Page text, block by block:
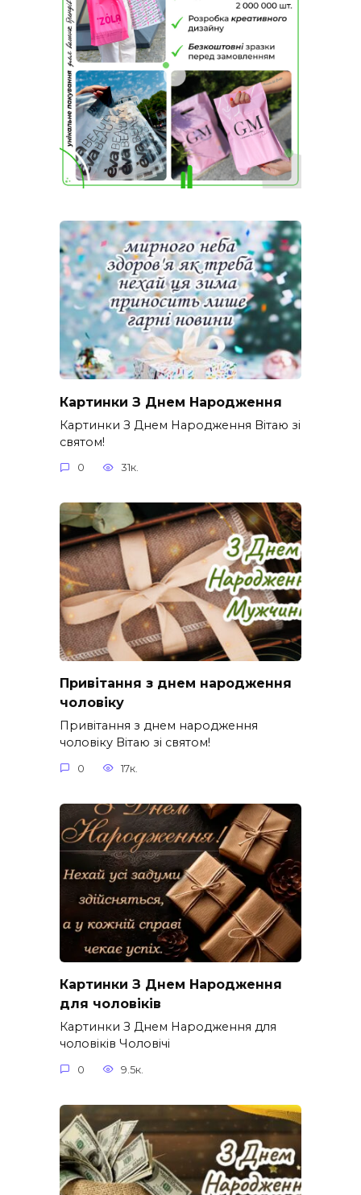
Картинки З Днем Народження
Картинки З Днем Народження Вітаю зі
святом!
0 31к.
Привітання з днем народження
чоловіку
Привітання з днем народження
чоловіку Вітаю зі святом!
0 17к.
Картинки З Днем Народження
для чоловіків​
Картинки З Днем Народження для
чоловіків​ Чоловічі
0 9.5к.